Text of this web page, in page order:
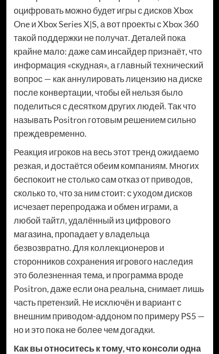
оцифровать можно будет игры с дисков Xbox
One и Xbox Series X|S, а вот проекты с Xbox 360
такой поддержки не получат. Деталей пока
крайне мало: даже сам инсайдер признаёт, что
информация «скудная», а главный технический
вопрос — как аннулировать лицензию на диске
после конвертации, чтобы ей нельзя было
поделиться с десятком других людей. Так что
называть Positron готовым решением сильно
преждевременно.
Реакция игроков на весь этот тренд ожидаемо
резкая, и достаётся обеим компаниям. Многих
беспокоит не столько сам отказ от приводов,
сколько то, что за ним стоит: с уходом дисков
исчезает перепродажа и обмен играми, а
любой тайтл, удалённый из цифрового
магазина, пропадает у владельца
безвозвратно. Для коллекционеров и
сторонников сохранения игрового наследия
это болезненная тема, и программа вроде
Positron, даже если она реальна, снимает лишь
часть претензий. Не исключён и вариант с
внешним приводом-аддоном по примеру PS5 —
но и это пока не более чем догадки.
Как вы относитесь к тому, что консоли одна